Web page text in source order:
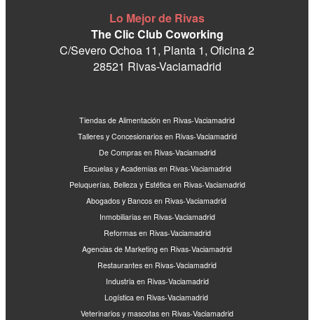
Lo Mejor de Rivas
The Clic Club Coworking
C/Severo Ochoa 11, Planta 1, Oficina 2
28521 Rivas-Vaciamadrid
Tiendas de Alimentación en Rivas-Vaciamadrid
Talleres y Concesionarios en Rivas-Vaciamadrid
De Compras en Rivas-Vaciamadrid
Escuelas y Academias en Rivas-Vaciamadrid
Peluquerías, Belleza y Estética en Rivas-Vaciamadrid
Abogados y Bancos en Rivas-Vaciamadrid
Inmobiliarias en Rivas-Vaciamadrid
Reformas en Rivas-Vaciamadrid
Agencias de Marketing en Rivas-Vaciamadrid
Restaurantes en Rivas-Vaciamadrid
Industria en Rivas-Vaciamadrid
Logística en Rivas-Vaciamadrid
Veterinarios y mascotas en Rivas-Vaciamadrid